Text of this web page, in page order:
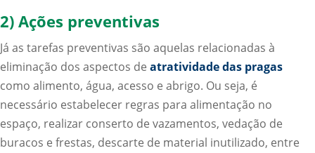
2) Ações preventivas
Já as tarefas preventivas são aquelas relacionadas à
eliminação dos aspectos de atratividade das pragas
como alimento, água, acesso e abrigo. Ou seja, é
necessário estabelecer regras para alimentação no
espaço, realizar conserto de vazamentos, vedação de
buracos e frestas, descarte de material inutilizado, entre